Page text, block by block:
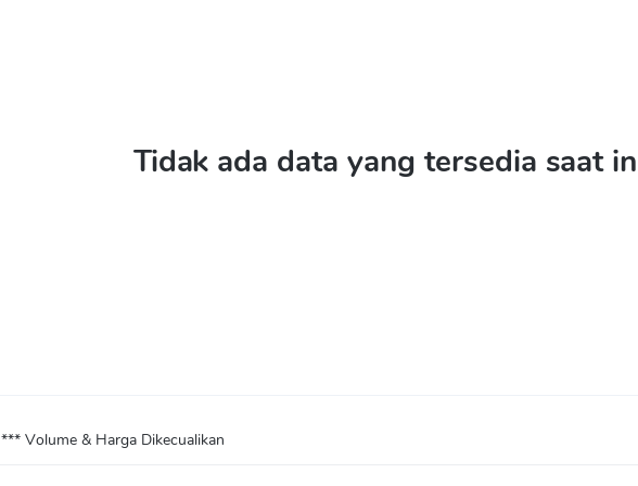
Tidak ada data yang tersedia saat
*** Volume & Harga Dikecualikan